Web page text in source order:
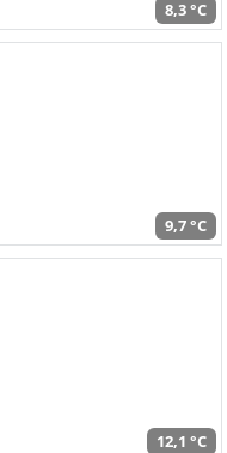
8,3 °C
9,7 °C
12,1 °C